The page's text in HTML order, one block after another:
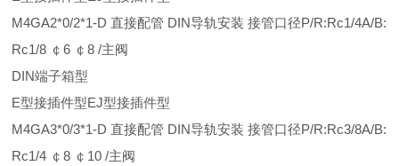
M4GA2*0/2*1-D 直接配管 DIN导轨安装 接管口径P/R:Rc1/4A/B:
Rc1/8 ￠6 ￠8 /主阀
DIN端子箱型
E型接插件型EJ型接插件型
M4GA3*0/3*1-D 直接配管 DIN导轨安装 接管口径P/R:Rc3/8A/B:
Rc1/4 ￠8 ￠10 /主阀